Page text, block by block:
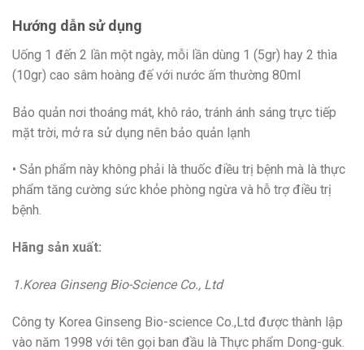
Hướng dẫn sử dụng
Uống 1 đến 2 lần một ngày, mỗi lần dùng 1 (5gr) hay 2 thìa
(10gr) cao sâm hoàng đế với nước ấm thường 80ml
Bảo quản nơi thoáng mát, khô ráo, tránh ánh sáng trực tiếp
mặt trời, mở ra sử dụng nên bảo quản lạnh
• Sản phẩm này không phải là thuốc điều trị bệnh mà là thực
phẩm tăng cường sức khỏe phòng ngừa và hỗ trợ điều trị
bệnh.
Hãng sản xuất:
1.Korea Ginseng Bio-Science Co., Ltd
Công ty Korea Ginseng Bio-science Co.,Ltd được thành lập
vào năm 1998 với tên gọi ban đầu là Thực phẩm Dong-guk.